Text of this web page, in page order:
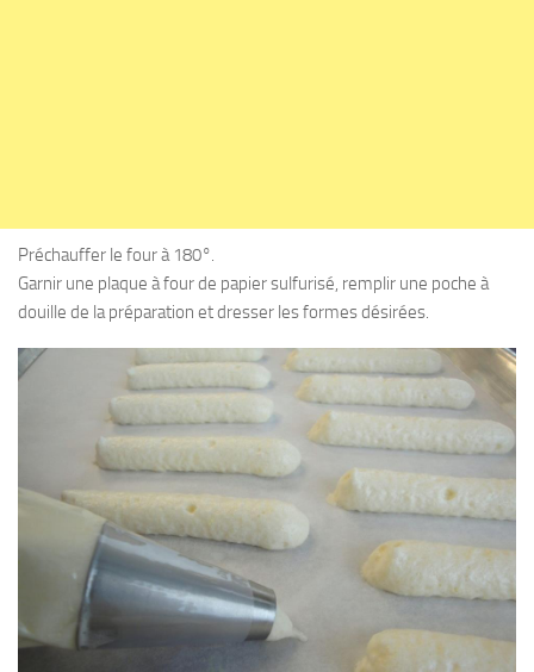
Préchauffer le four à 180°.
Garnir une plaque à four de papier sulfurisé, remplir une poche à
douille de la préparation et dresser les formes désirées.